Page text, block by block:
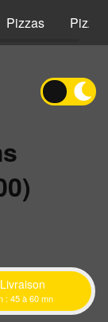
Pizzas
Livraison
: 45 à 60 mn